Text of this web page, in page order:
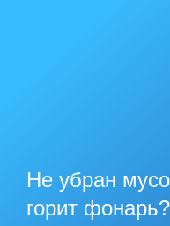
Не убран
горит фонарь?